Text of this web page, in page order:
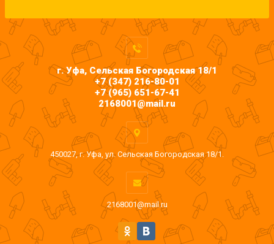
г. Уфа, Сельская Богородская 18/1
+7 (347) 216-80-01
+7 (965) 651-67-41
2168001@mail.ru
450027, г. Уфа, ул. Сельская Богородская 18/1.
2168001@mail.ru